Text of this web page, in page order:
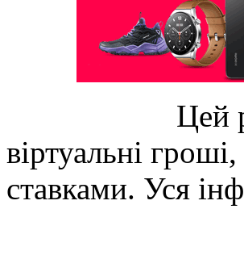
Цей
віртуальні
ставками. Уся